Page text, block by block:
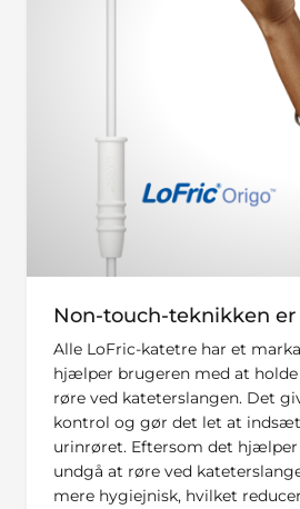
Non-touch-teknikken
Alle LoFric-katetre har et
hjælper brugeren med at
røre ved kateterslangen. Det
kontrol og gør det let at
urinrøret. Eftersom det
undgå at røre ved
mere hygiejnisk, hvilket